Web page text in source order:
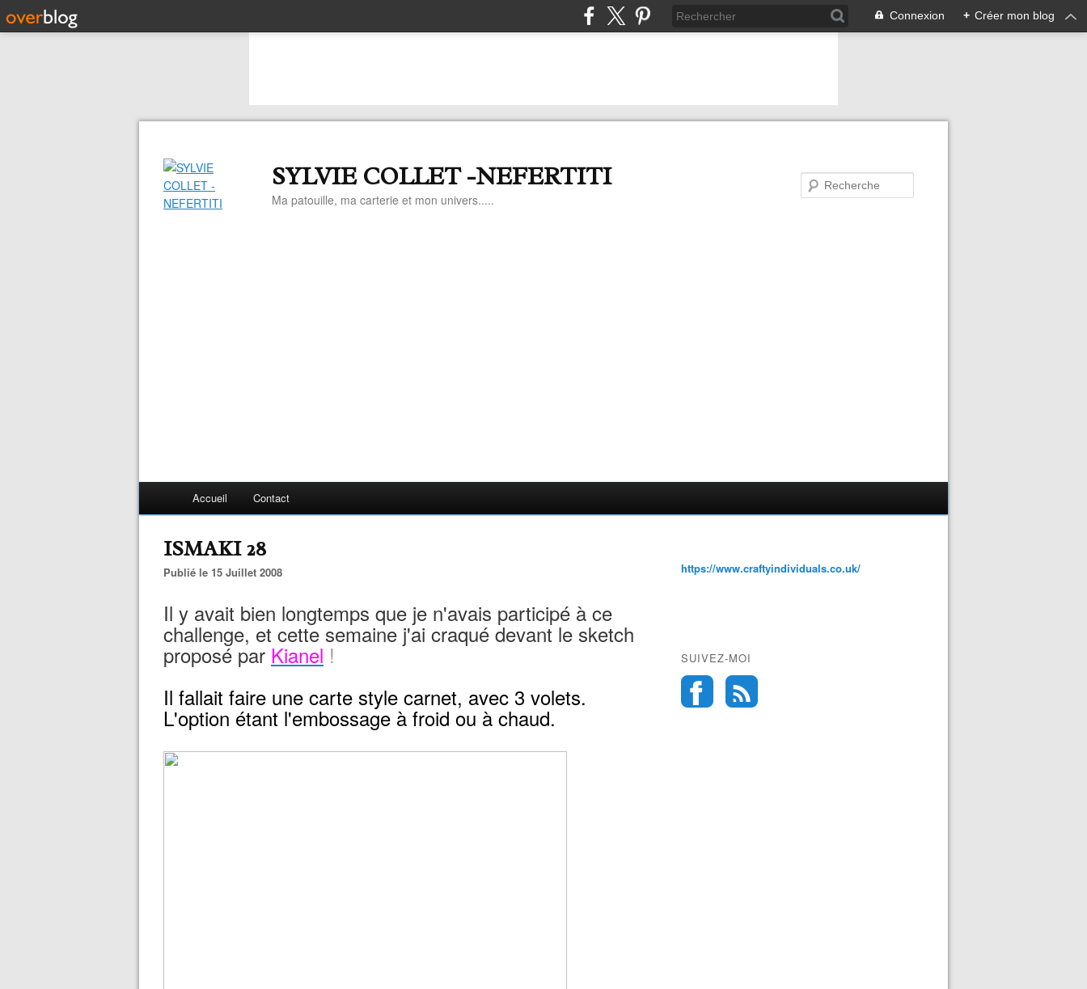
Connexion + Créer mon blog
SYLVIE COLLET -NEFERTITI
Ma patouille, ma carterie et mon univers.....
Accueil Contact
ISMAKI 28
Publié le 15 Juillet 2008
Il y avait bien longtemps que je n'avais participé à ce
challenge, et cette semaine j'ai craqué devant le sketch
proposé par Kianel !
Il fallait faire une carte style carnet, avec 3 volets.
L'option étant l'embossage à froid ou à chaud.
https://www.craftyindividuals.co.uk/
SUIVEZ-MOI